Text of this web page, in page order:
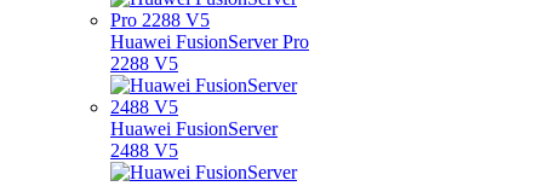
Huawei FusionServer Pro
2288 V5
Huawei FusionServer
2488 V5